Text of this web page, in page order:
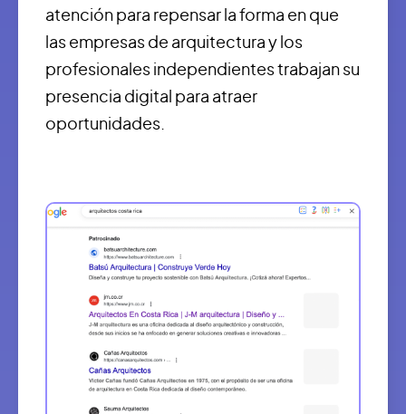
atención para repensar la forma en que
las empresas de arquitectura y los
profesionales independientes trabajan su
presencia digital para atraer
oportunidades.